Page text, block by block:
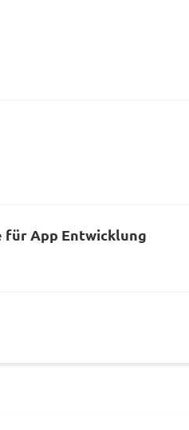
App Entwicklung